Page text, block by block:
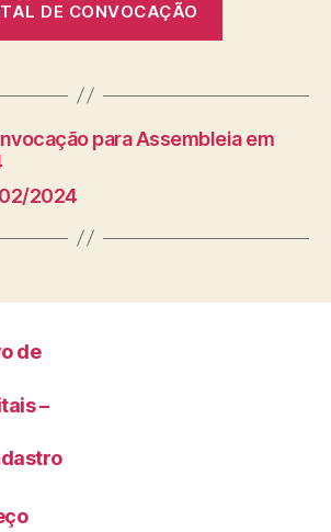
DE CONVOCAÇÃO
para Assembleia em
2024
de
–